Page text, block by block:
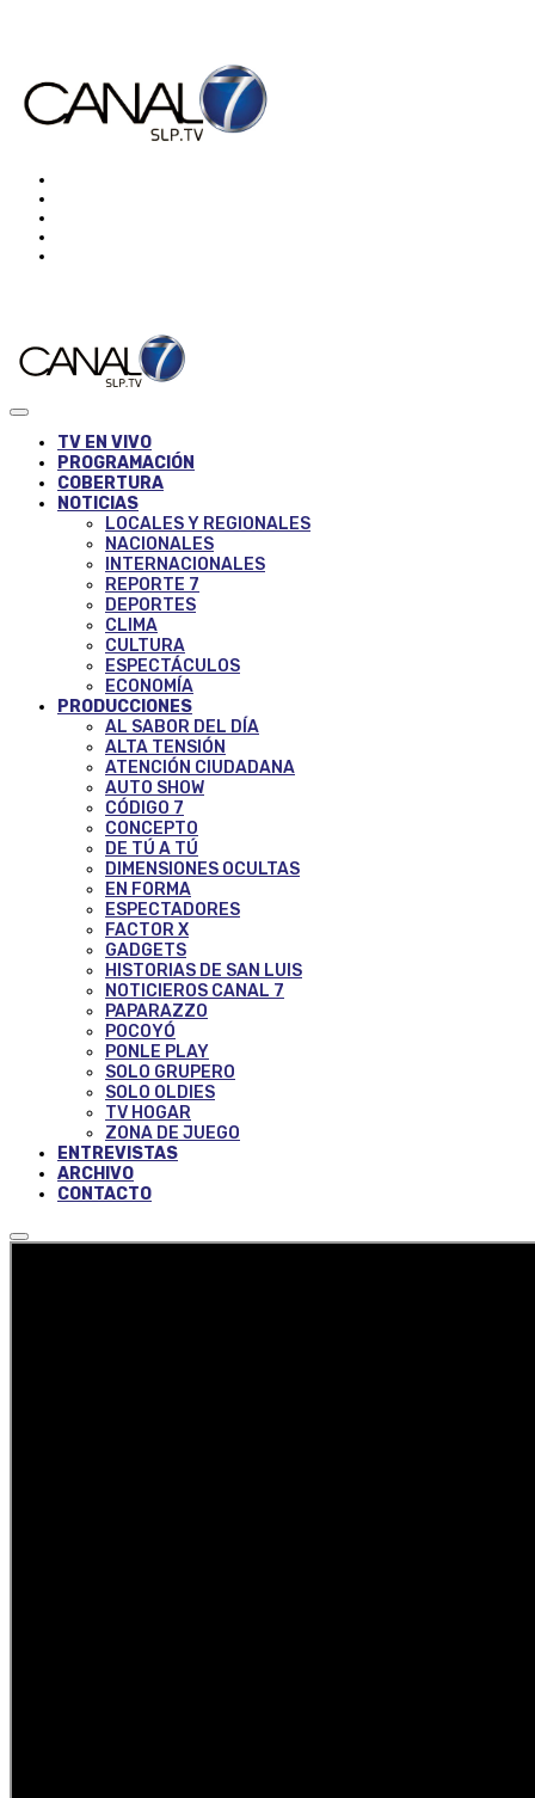
TV EN VIVO
PROGRAMACIÓN
COBERTURA
NOTICIAS
LOCALES Y REGIONALES
NACIONALES
INTERNACIONALES
REPORTE 7
DEPORTES
CLIMA
CULTURA
ESPECTÁCULOS
ECONOMÍA
PRODUCCIONES
AL SABOR DEL DÍA
ALTA TENSIÓN
ATENCIÓN CIUDADANA
AUTO SHOW
CÓDIGO 7
CONCEPTO
DE TÚ A TÚ
DIMENSIONES OCULTAS
EN FORMA
ESPECTADORES
FACTOR X
GADGETS
HISTORIAS DE SAN LUIS
NOTICIEROS CANAL 7
PAPARAZZO
POCOYÓ
PONLE PLAY
SOLO GRUPERO
SOLO OLDIES
TV HOGAR
ZONA DE JUEGO
ENTREVISTAS
ARCHIVO
CONTACTO